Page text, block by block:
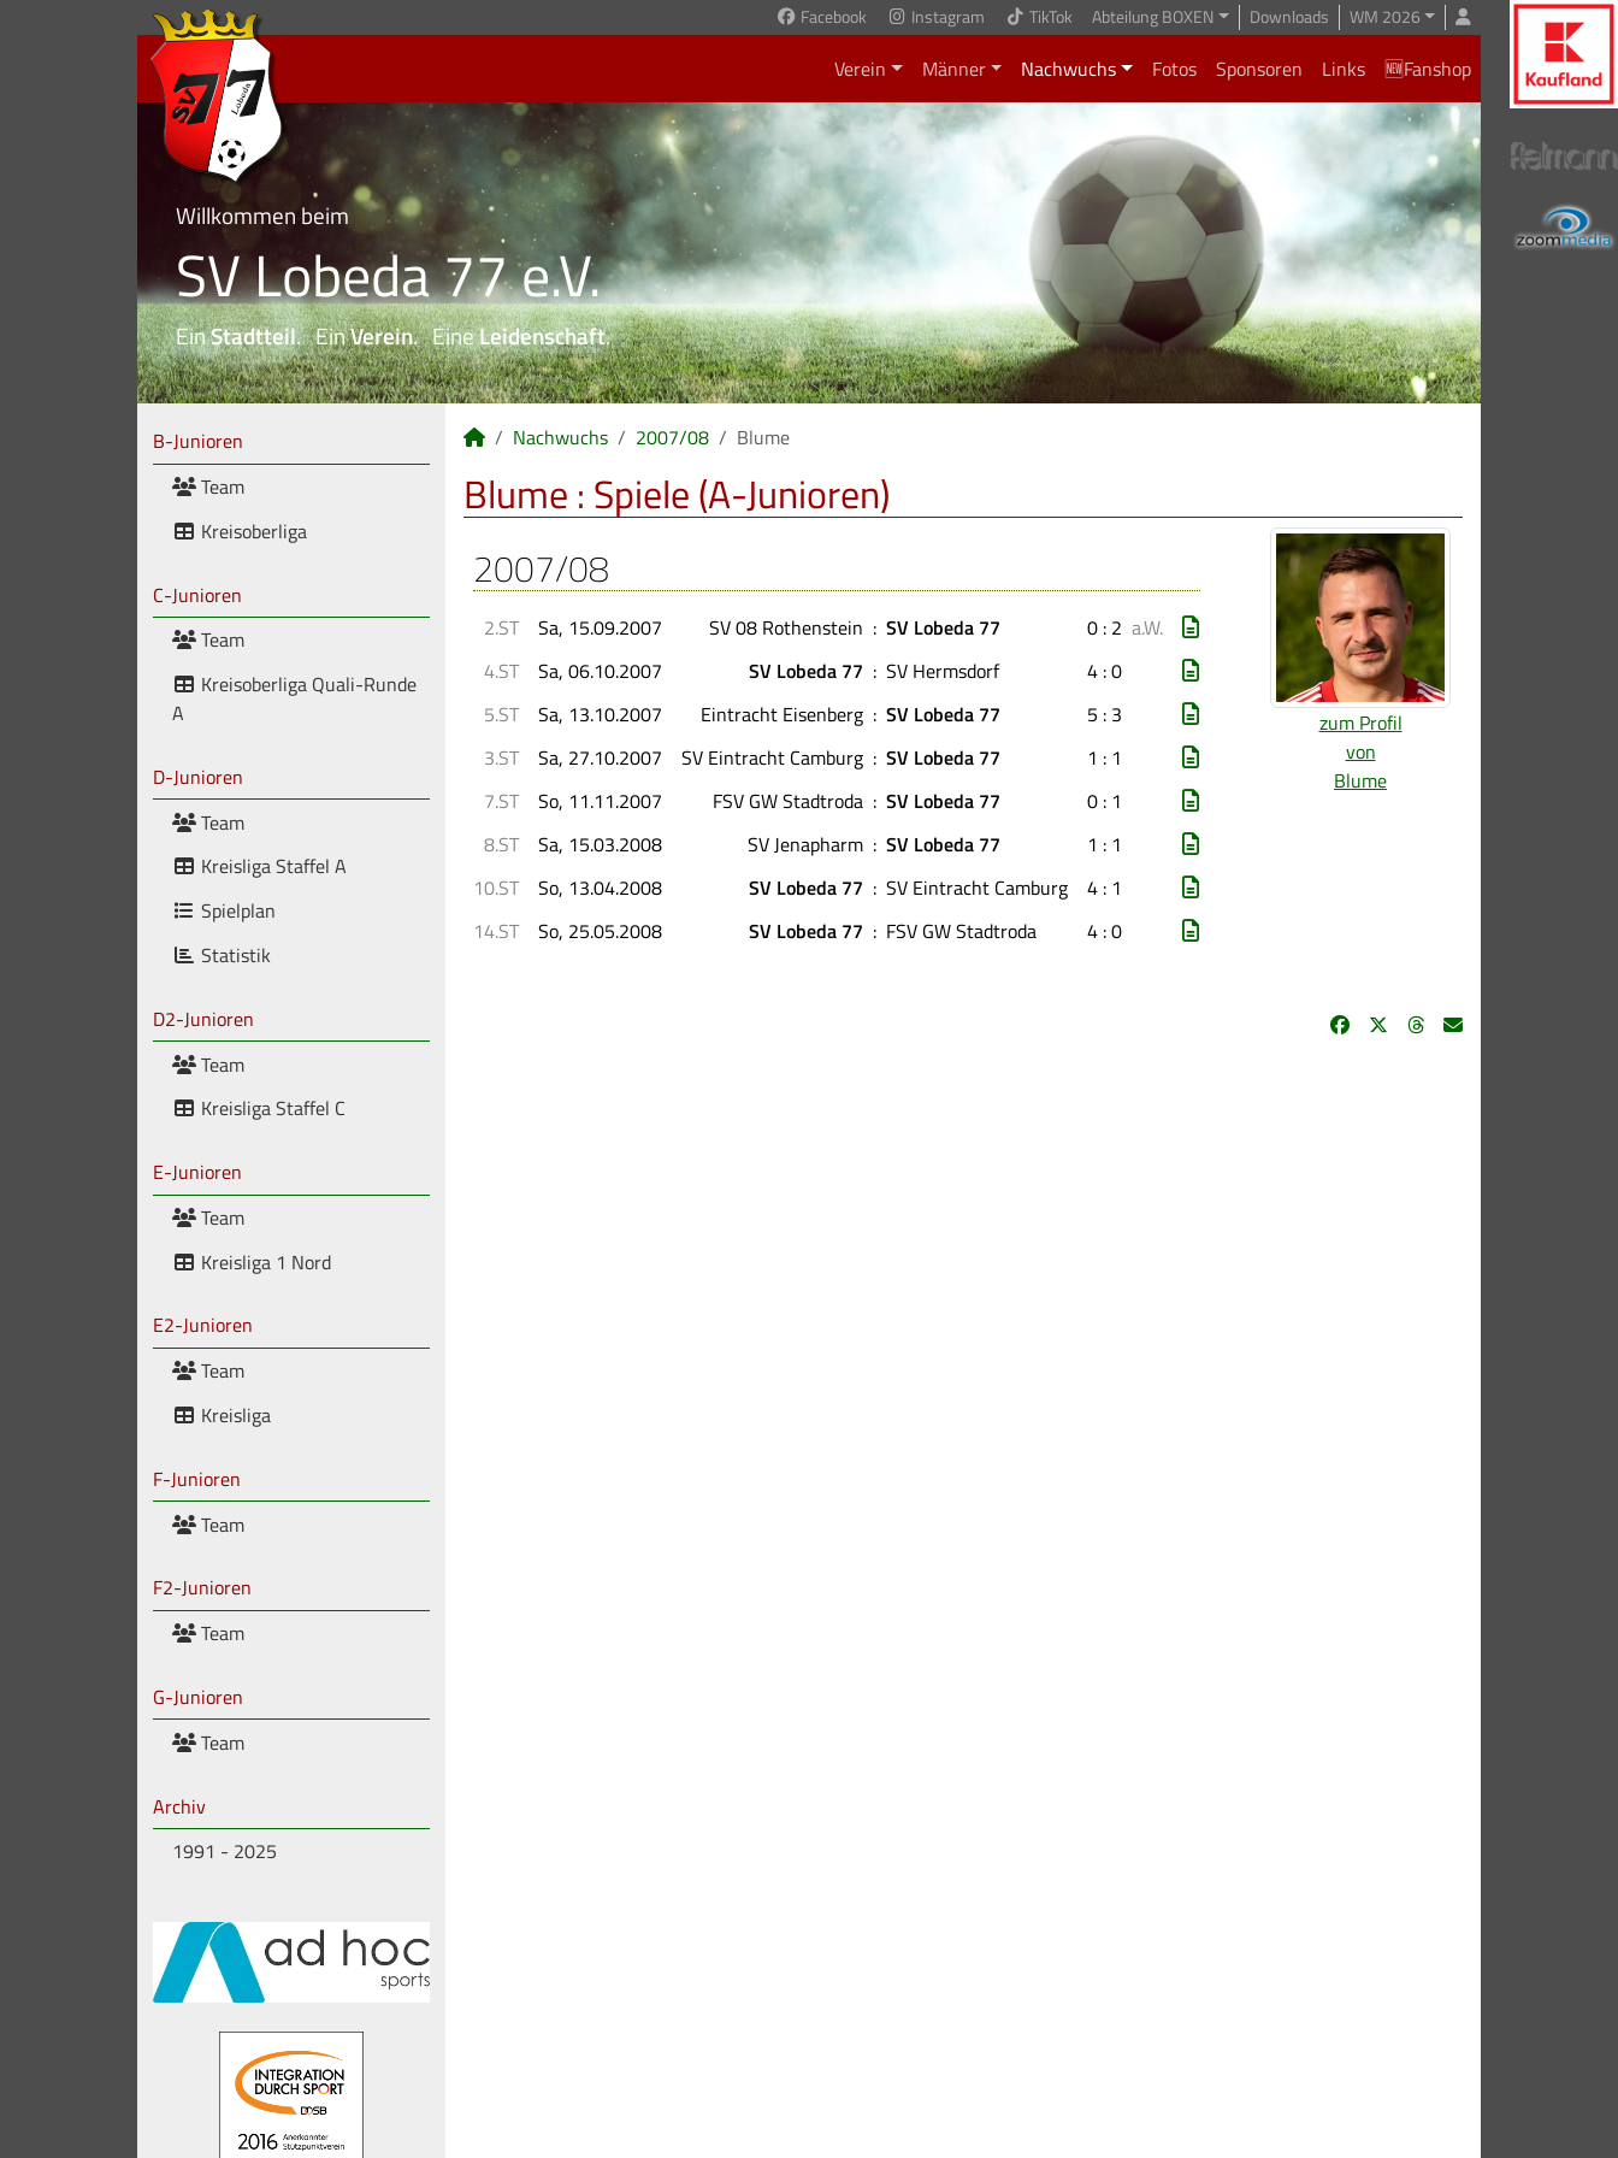
Facebook Instagram TikTok Abteilung BOXEN Downloads WM 2026
Verein Männer Nachwuchs Fotos Sponsoren Links 🆕Fanshop
Willkommen beim
SV Lobeda 77 e.V.
EinStadtteil. EinVerein. EineLeidenschaft.
B-Junioren
Team
Kreisoberliga
C-Junioren
Team
Kreisoberliga Quali-Runde
A
D-Junioren
Team
Kreisliga Staffel A
Spielplan
Statistik
D2-Junioren
Team
Kreisliga Staffel C
E-Junioren
Team
Kreisliga 1 Nord
E2-Junioren
Team
Kreisliga
F-Junioren
Team
F2-Junioren
Team
G-Junioren
Team
Archiv
1991 - 2025
Nachwuchs 2007/08 Blume
Blume : Spiele (A-Junioren)
zum Profil
von
Blume
2007/08
2.ST Sa, 15.09.2007 SV 08 Rothenstein : SV Lobeda 77 0 : 2 a.W.
4.ST
Sa, 06.10.2007 SV Lobeda 77 : SV Hermsdorf
4 : 0
5.ST
Sa, 13.10.2007 Eintracht Eisenberg : SV Lobeda 77
5 : 3
3.ST
Sa, 27.10.2007 SV Eintracht Camburg : SV Lobeda 77
1 : 1
7.ST
So, 11.11.2007 FSV GW Stadtroda : SV Lobeda 77
0 : 1
8.ST
Sa, 15.03.2008 SV Jenapharm : SV Lobeda 77
1 : 1
10.ST
So, 13.04.2008 SV Lobeda 77 : SV Eintracht Camburg
4 : 1
14.ST
So, 25.05.2008 SV Lobeda 77 : FSV GW Stadtroda 4 : 0